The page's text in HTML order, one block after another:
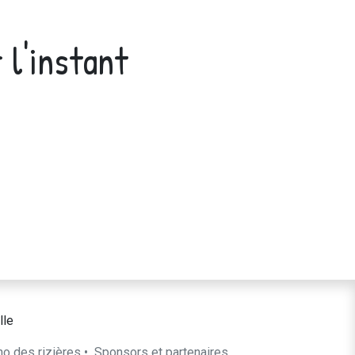
l'instant